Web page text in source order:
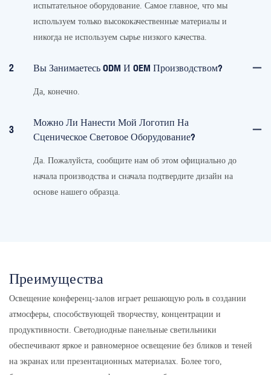
испытательное оборудование. Самое главное, что мы
используем только высококачественные материалы и
никогда не используем сырье низкого качества.
2 Вы Занимаетесь ODM И OEM Производством?
Да, конечно.
3
Можно Ли Нанести Мой Логотип На
Сценическое Световое Оборудование?
Да. Пожалуйста, сообщите нам об этом официально до
начала производства и сначала подтвердите дизайн на
основе нашего образца.
Преимущества
Освещение конференц-залов играет решающую роль в создании
атмосферы, способствующей творчеству, концентрации и
продуктивности. Светодиодные панельные светильники
обеспечивают яркое и равномерное освещение без бликов и теней
на экранах или презентационных материалах. Более того,